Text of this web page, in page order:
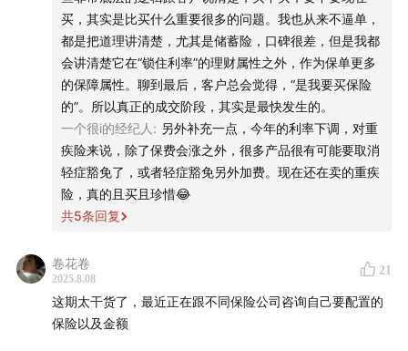
蓄险？
「我不能假设自己永远年轻、精力旺盛、能力强，
而该假设如果以后我变傻了，我的生活该怎么继续」
在「我给妈妈打钱」vs.「保险公司给妈妈打钱」之
间，我选了后者，我希望她不用体会「手心向上」的感觉
「能用保险条款解决的问题，就不要考验人性」
「我到底要不要买保险？要买哪些才算够」希望下面
这份决策清单，能助你一臂之力💪🏻
情，有没有可能会发生在自己身上？
第二个问题：如果发生了，你有没有准备好一笔钱应对它？
「✅储蓄险」
保险，首先是一个管控风险的工具，收益是其次的。
以前觉得自己的收益率很高。但前提是，没有遇到会影响自
己认知水平的风险。未来，有哪件事情会一定影响自己的人
认知水平，比如年龄、疾病。
年金险：退休年龄之前，单纯增值；提钱后，本金 → 稳定的
现金流，上当受骗的风险变小，且不会受自己认知水平的影
活。
「☕️生活」
买，其实是比买什么重要很多的问题。我也从来不逼单，
都是把道理讲清楚，尤其是储蓄险，口碑很差，但是我都
会讲清楚它在“锁住利率”的理财属性之外，作为保单更多
的保障属性。聊到最后，客户总会觉得，“是我要买保险
的”。所以真正的成交阶段，其实是最快发生的。
一个很i的经纪人 : 另外补充一点，今年的利率下调，对重
疾险来说，除了保费会涨之外，很多产品很有可能要取消
轻症豁免了，或者轻症豁免另外加费。现在还在卖的重疾
险，真的且买且珍惜😂
共5条回复
卷花卷
2025.8.08
21
这期太干货了，最近正在跟不同保险公司咨询自己要配置的
保险以及金额